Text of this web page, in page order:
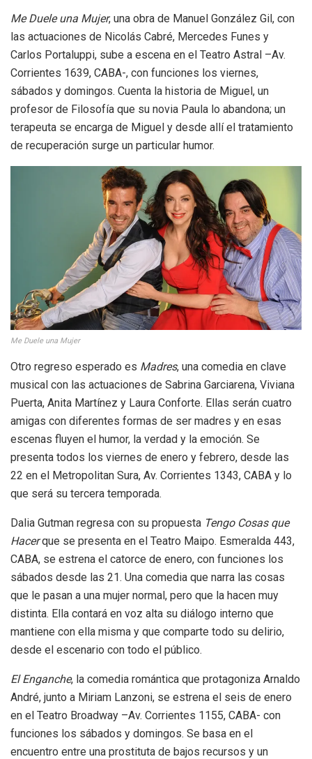
Me Duele una Mujer, una obra de Manuel González Gil, con
las actuaciones de Nicolás Cabré, Mercedes Funes y
Carlos Portaluppi, sube a escena en el Teatro Astral –Av.
Corrientes 1639, CABA-, con funciones los viernes,
sábados y domingos. Cuenta la historia de Miguel, un
profesor de Filosofía que su novia Paula lo abandona; un
terapeuta se encarga de Miguel y desde allí el tratamiento
de recuperación surge un particular humor.
Me Duele una Mujer
Otro regreso esperado es Madres, una comedia en clave
musical con las actuaciones de Sabrina Garciarena, Viviana
Puerta, Anita Martínez y Laura Conforte. Ellas serán cuatro
amigas con diferentes formas de ser madres y en esas
escenas fluyen el humor, la verdad y la emoción. Se
presenta todos los viernes de enero y febrero, desde las
22 en el Metropolitan Sura, Av. Corrientes 1343, CABA y lo
que será su tercera temporada.
Dalia Gutman regresa con su propuesta Tengo Cosas que
Hacerque se presenta en el Teatro Maipo. Esmeralda 443,
CABA, se estrena el catorce de enero, con funciones los
sábados desde las 21. Una comedia que narra las cosas
que le pasan a una mujer normal, pero que la hacen muy
distinta. Ella contará en voz alta su diálogo interno que
mantiene con ella misma y que comparte todo su delirio,
desde el escenario con todo el público.
El Enganche, la comedia romántica que protagoniza Arnaldo
André, junto a Miriam Lanzoni, se estrena el seis de enero
en el Teatro Broadway –Av. Corrientes 1155, CABA- con
funciones los sábados y domingos. Se basa en el
encuentro entre una prostituta de bajos recursos y un